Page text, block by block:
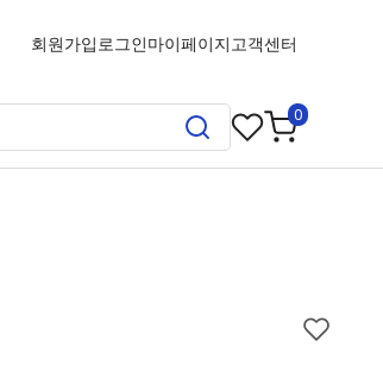
회원가입로그인마이페이지고객센터
0